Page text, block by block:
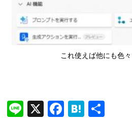
これ使えば他にも色々
Line
X Facebook
Hatena